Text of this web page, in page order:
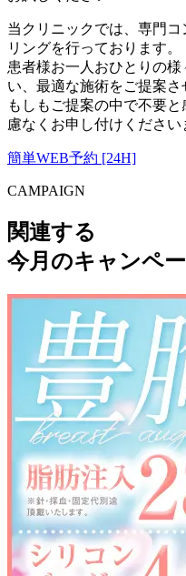
当クリニックでは、専門
リングを行っております。
患者様お一人おひとりの
い、最適な施術をご提案さ
もしもご提案の中で不要
慮なくお申し付けください
簡単WEB予約 [24H]
CAMPAIGN
関連する
今月のキャンペ